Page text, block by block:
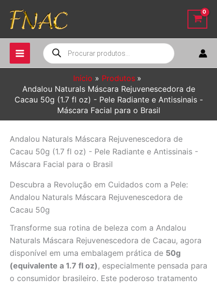
para
conteúdo
Pesquisar
produtos
Início
Produtos
Andalou Naturals Máscara Rejuvenescedora de
Cacau 50g (1.7 fl oz) - Pele Radiante e Antissinais -
Máscara Facial para o Brasil
Andalou Naturals Máscara Rejuvenescedora de
Cacau 50g (1.7 fl oz) - Pele Radiante e Antissinais -
Máscara Facial para o Brasil
Descubra a Revolução em Cuidados com a Pele:
Andalou Naturals Máscara Rejuvenescedora de
Cacau 50g
Transforme sua rotina de beleza com a Andalou
Naturals Máscara Rejuvenescedora de Cacau, agora
disponível em uma embalagem prática de 50g
(equivalente a 1.7 fl oz), especialmente pensada para
o consumidor brasileiro. Este poderoso tratamento